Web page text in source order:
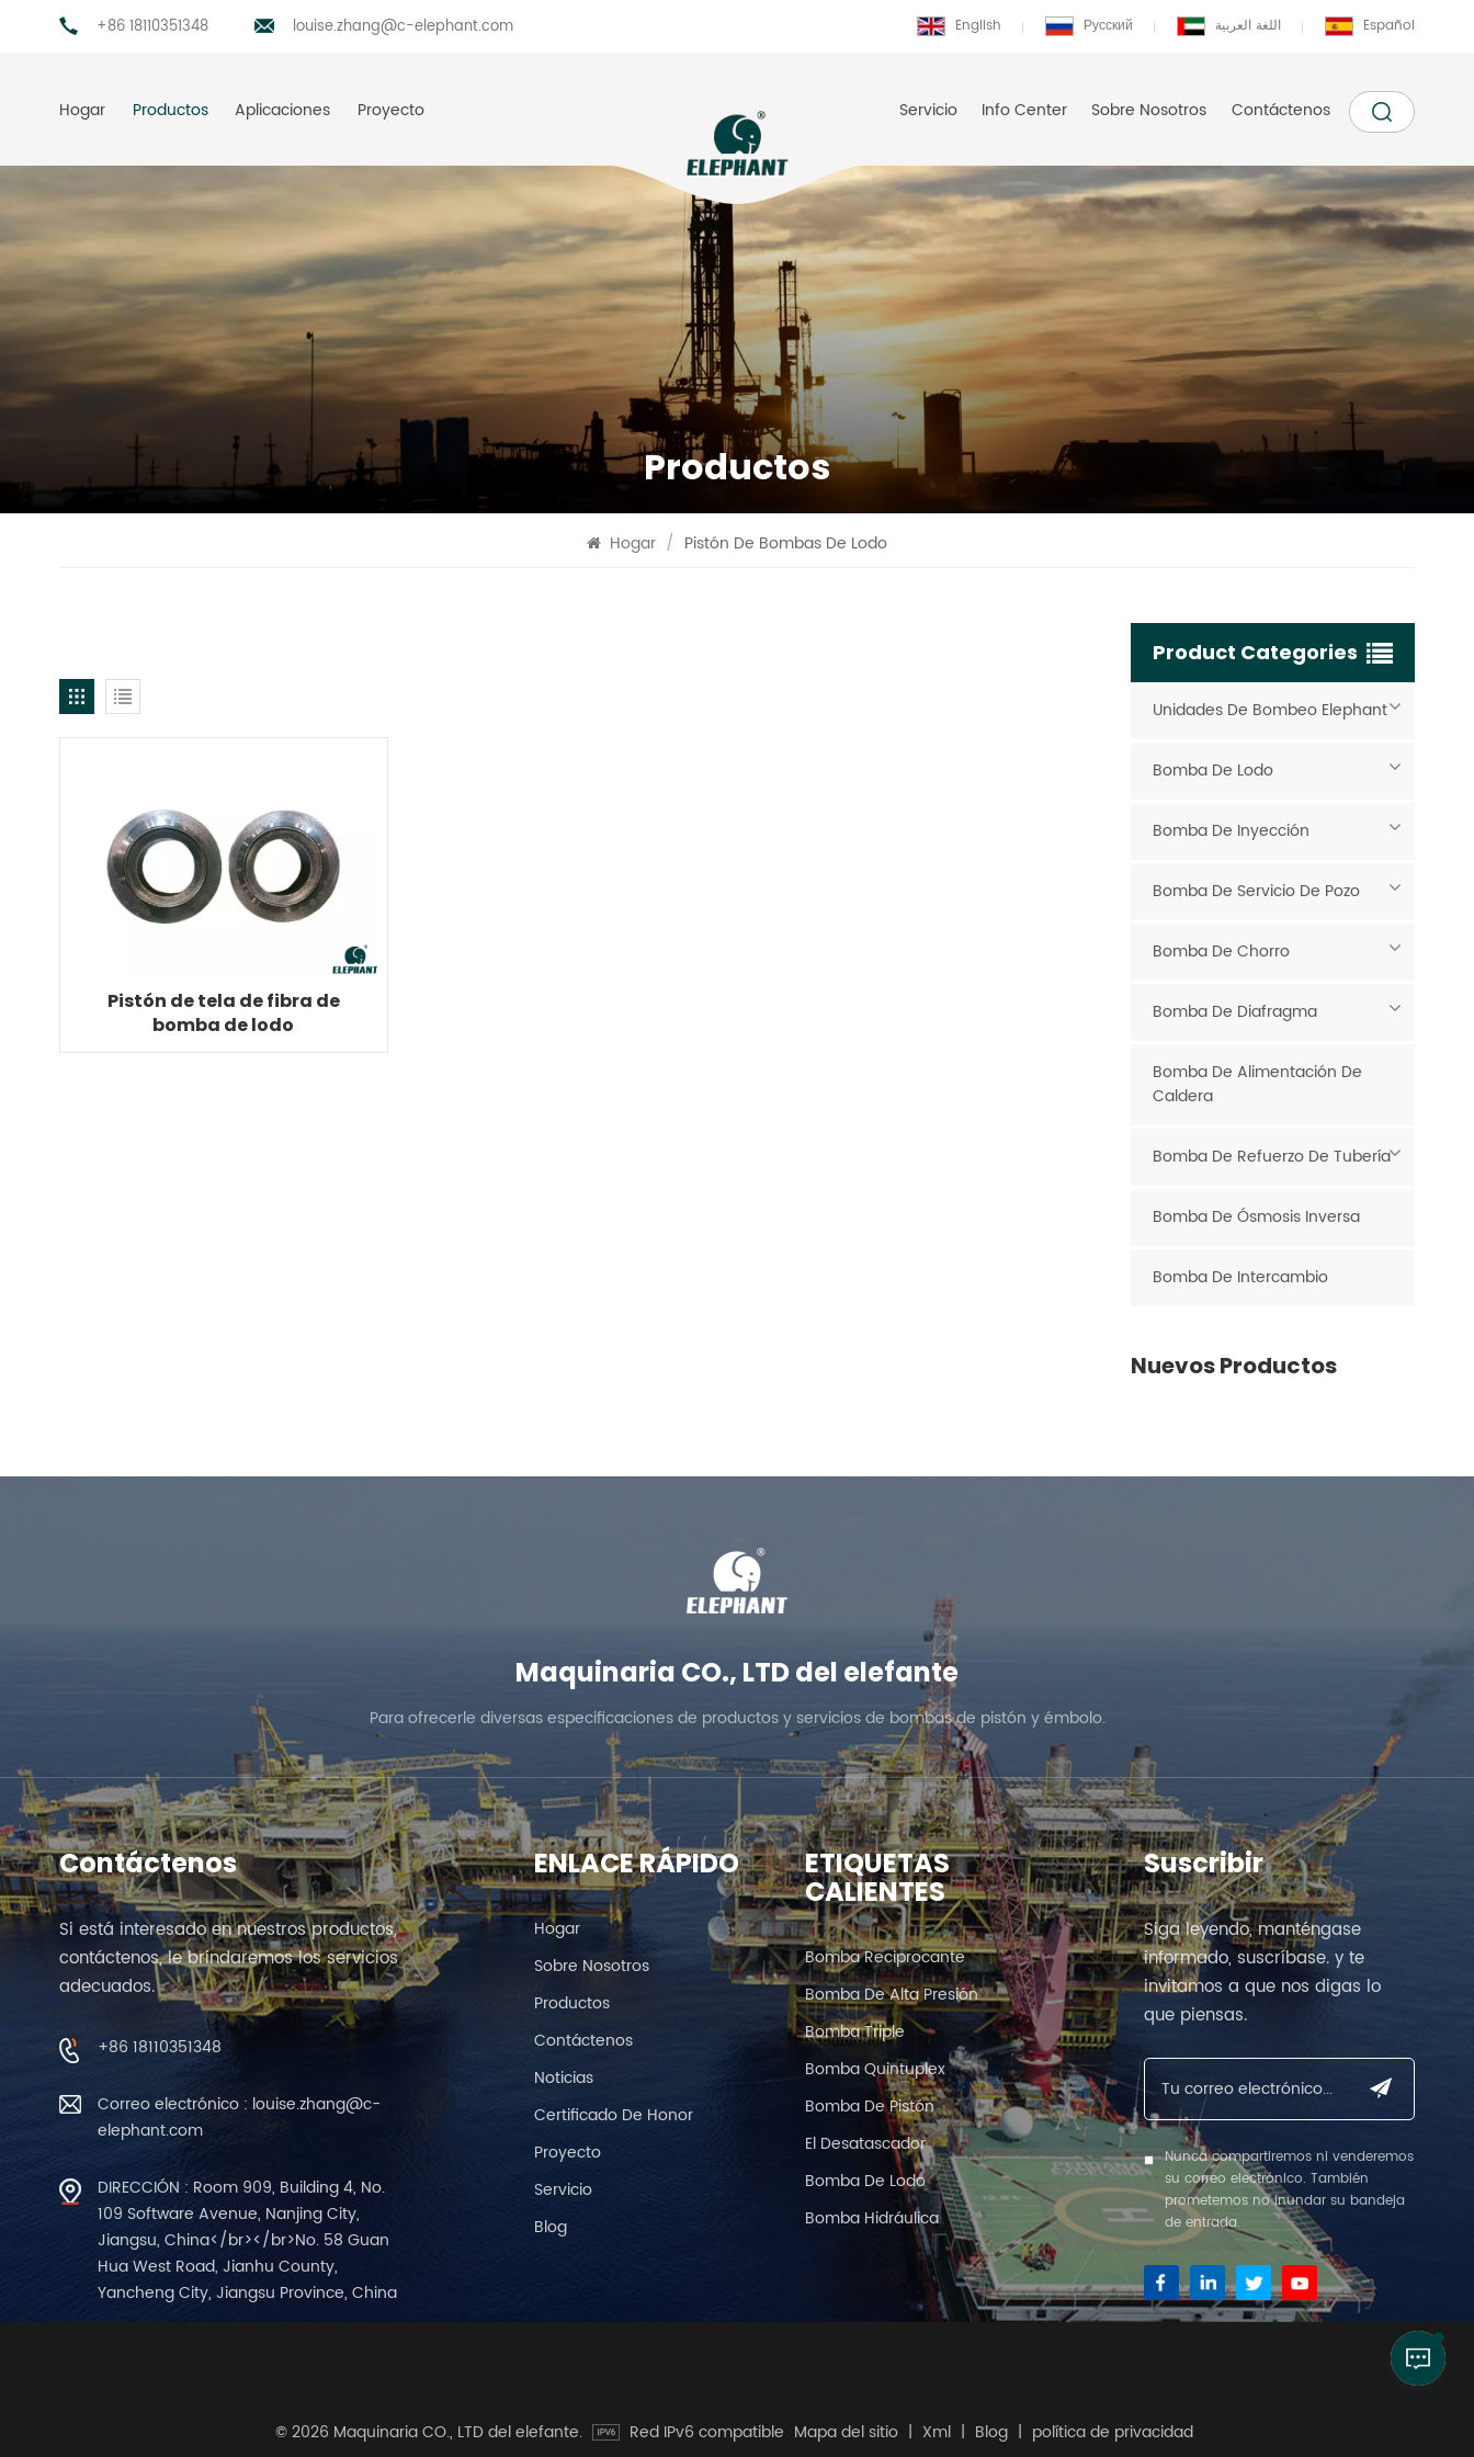
+86 18110351348 louise.zhang@c-elephant.com English Русский اللغة العربية Español
Hogar Productos Aplicaciones Proyecto Servicio Info Center Sobre Nosotros Contáctenos
Productos
Hogar / Pistón De Bombas De Lodo
Pistón de tela de fibra de
bomba de lodo
Product Categories
Unidades De Bombeo Elephant
Bomba De Lodo
Bomba De Inyección
Bomba De Servicio De Pozo
Bomba De Chorro
Bomba De Diafragma
Bomba De Alimentación De
Caldera
Bomba De Refuerzo De Tubería
Bomba De Ósmosis Inversa
Bomba De Intercambio
Nuevos Productos
Maquinaria CO., LTD del elefante
Para ofrecerle diversas especificaciones de productos y servicios de bombas de pistón y émbolo.
Contáctenos
Si está interesado en nuestros productos,
contáctenos, le brindaremos los servicios
adecuados.
+86 18110351348
Correo electrónico : louise.zhang@c-
elephant.com
DIRECCIÓN : Room 909, Building 4, No.
109 Software Avenue, Nanjing City,
Jiangsu, China</br></br>No. 58 Guan
Hua West Road, Jianhu County,
Yancheng City, Jiangsu Province, China
ENLACE RÁPIDO
Hogar
Sobre Nosotros
Productos
Contáctenos
Noticias
Certificado De Honor
Proyecto
Servicio
Blog
ETIQUETAS
CALIENTES
Bomba Reciprocante
Bomba De Alta Presión
Bomba Triple
Bomba Quintuplex
Bomba De Pistón
El Desatascador
Bomba De Lodo
Bomba Hidráulica
Suscribir
Siga leyendo, manténgase
informado, suscríbase. y te
invitamos a que nos digas lo
que piensas.
Nunca compartiremos ni venderemos
su correo electrónico. También
prometemos no inundar su bandeja
de entrada.
© 2026 Maquinaria CO., LTD del elefante. Red IPv6 compatible Mapa del sitio | Xml | Blog | política de privacidad